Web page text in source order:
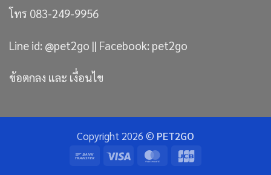
โทร 083-249-9956
Line id: @pet2go || Facebook: pet2go
ข้อตกลง และ เงื่อนไข
Copyright 2026 © PET2GO
Bank
Visa MasterCard